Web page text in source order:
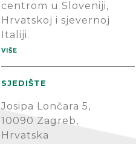
centrom u Sloveniji,
Hrvatskoj i sjevernoj
Italiji.
VIŠE
SJEDIŠTE
Josipa Lončara 5,
10090 Zagreb,
Hrvatska